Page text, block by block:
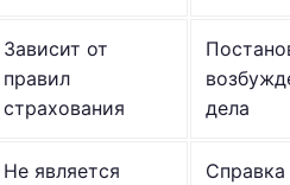
Зависит от
правил
страхования
дела
Не является